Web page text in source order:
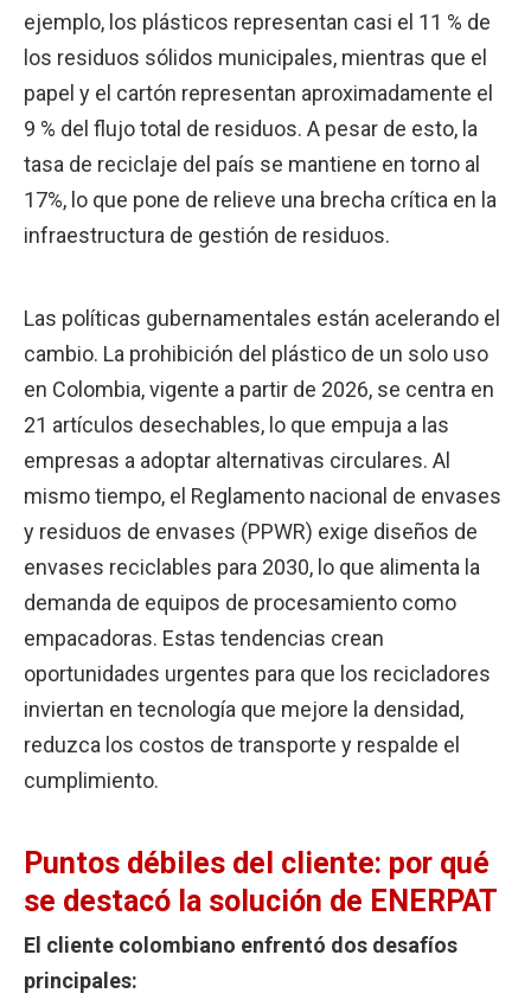
ejemplo, los plásticos representan casi el 11 % de
los residuos sólidos municipales, mientras que el
papel y el cartón representan aproximadamente el
9 % del flujo total de residuos. A pesar de esto, la
tasa de reciclaje del país se mantiene en torno al
17%, lo que pone de relieve una brecha crítica en la
infraestructura de gestión de residuos.
Las políticas gubernamentales están acelerando el
cambio. La prohibición del plástico de un solo uso
en Colombia, vigente a partir de 2026, se centra en
21 artículos desechables, lo que empuja a las
empresas a adoptar alternativas circulares. Al
mismo tiempo, el Reglamento nacional de envases
y residuos de envases (PPWR) exige diseños de
envases reciclables para 2030, lo que alimenta la
demanda de equipos de procesamiento como
empacadoras. Estas tendencias crean
oportunidades urgentes para que los recicladores
inviertan en tecnología que mejore la densidad,
reduzca los costos de transporte y respalde el
cumplimiento.
Puntos débiles del cliente: por qué
se destacó la solución de ENERPAT
El cliente colombiano enfrentó dos desafíos
principales: